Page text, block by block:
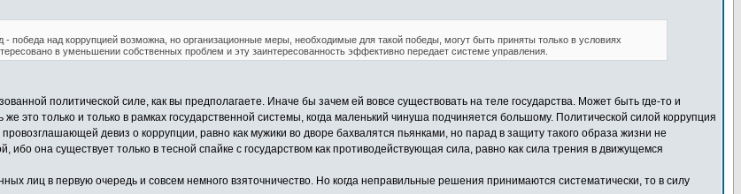
победа над коррупцией возможна, но организационные меры, необходимые для такой победы, могут быть приняты только в условиях
в уменьшении собственных проблем и эту заинтересованность эффективно передает системе управления.
политической силе, как вы предполагаете. Иначе бы зачем ей вовсе существовать на теле государства. Может быть где-то и
это только и только в рамках государственной системы, когда маленький чинуша подчиняется большому. Политической силой коррупция
девиз о коррупции, равно как мужики во дворе бахвалятся пьянками, но парад в защиту такого образа жизни не
ибо она существует только в тесной спайке с государством как противодействующая сила, равно как сила трения в движущемся
лиц в первую очередь и совсем немного взяточничество. Но когда неправильные решения принимаются систематически, то в силу